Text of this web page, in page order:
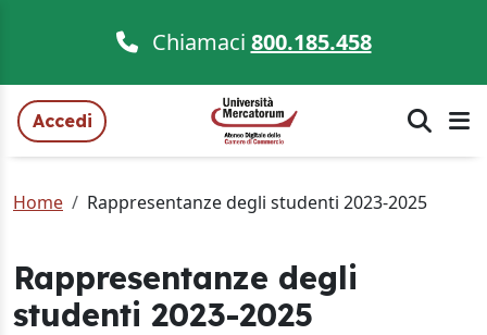
Chiamaci 800.185.458
Accedi
Home Rappresentanze degli studenti 2023-2025
Rappresentanze degli
studenti 2023-2025